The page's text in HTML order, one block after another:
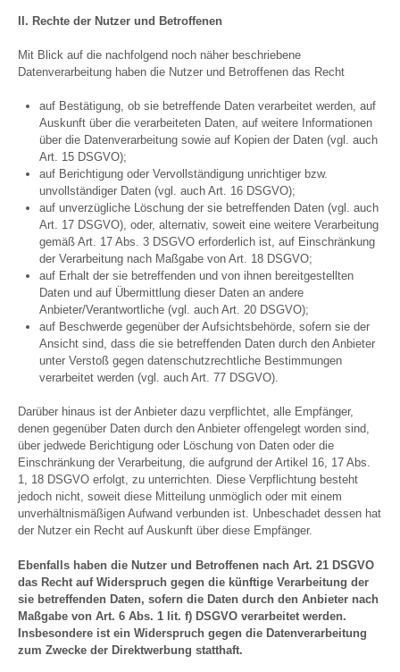
II. Rechte der Nutzer und Betroffenen
Mit Blick auf die nachfolgend noch näher beschriebene
Datenverarbeitung haben die Nutzer und Betroffenen das Recht
auf Bestätigung, ob sie betreffende Daten verarbeitet werden, auf
Auskunft über die verarbeiteten Daten, auf weitere Informationen
über die Datenverarbeitung sowie auf Kopien der Daten (vgl. auch
Art. 15 DSGVO);
auf Berichtigung oder Vervollständigung unrichtiger bzw.
unvollständiger Daten (vgl. auch Art. 16 DSGVO);
auf unverzügliche Löschung der sie betreffenden Daten (vgl. auch
Art. 17 DSGVO), oder, alternativ, soweit eine weitere Verarbeitung
gemäß Art. 17 Abs. 3 DSGVO erforderlich ist, auf Einschränkung
der Verarbeitung nach Maßgabe von Art. 18 DSGVO;
auf Erhalt der sie betreffenden und von ihnen bereitgestellten
Daten und auf Übermittlung dieser Daten an andere
Anbieter/Verantwortliche (vgl. auch Art. 20 DSGVO);
auf Beschwerde gegenüber der Aufsichtsbehörde, sofern sie der
Ansicht sind, dass die sie betreffenden Daten durch den Anbieter
unter Verstoß gegen datenschutzrechtliche Bestimmungen
verarbeitet werden (vgl. auch Art. 77 DSGVO).
Darüber hinaus ist der Anbieter dazu verpflichtet, alle Empfänger,
denen gegenüber Daten durch den Anbieter offengelegt worden sind,
über jedwede Berichtigung oder Löschung von Daten oder die
Einschränkung der Verarbeitung, die aufgrund der Artikel 16, 17 Abs.
1, 18 DSGVO erfolgt, zu unterrichten. Diese Verpflichtung besteht
jedoch nicht, soweit diese Mitteilung unmöglich oder mit einem
unverhältnismäßigen Aufwand verbunden ist. Unbeschadet dessen hat
der Nutzer ein Recht auf Auskunft über diese Empfänger.
Ebenfalls haben die Nutzer und Betroffenen nach Art. 21 DSGVO
das Recht auf Widerspruch gegen die künftige Verarbeitung der
sie betreffenden Daten, sofern die Daten durch den Anbieter nach
Maßgabe von Art. 6 Abs. 1 lit. f) DSGVO verarbeitet werden.
Insbesondere ist ein Widerspruch gegen die Datenverarbeitung
zum Zwecke der Direktwerbung statthaft.